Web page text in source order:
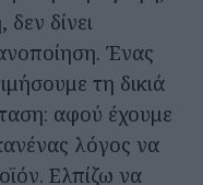
δίνει
Ένας
τη δικιά
αφού έχουμε
λόγος να
Ελπίζω να